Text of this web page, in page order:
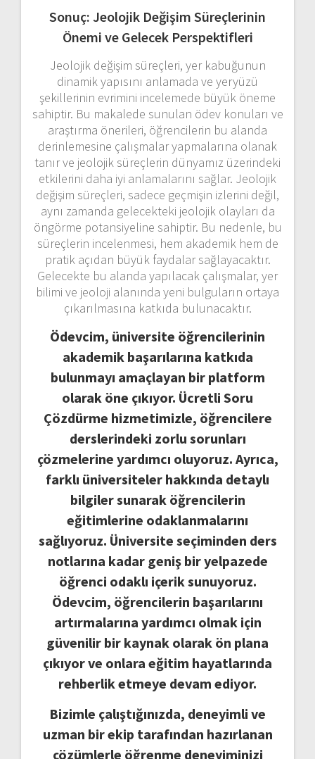
Sonuç: Jeolojik Değişim Süreçlerinin
Önemi ve Gelecek Perspektifleri
Jeolojik değişim süreçleri, yer kabuğunun
dinamik yapısını anlamada ve yeryüzü
şekillerinin evrimini incelemede büyük öneme
sahiptir. Bu makalede sunulan ödev konuları ve
araştırma önerileri, öğrencilerin bu alanda
derinlemesine çalışmalar yapmalarına olanak
tanır ve jeolojik süreçlerin dünyamız üzerindeki
etkilerini daha iyi anlamalarını sağlar. Jeolojik
değişim süreçleri, sadece geçmişin izlerini değil,
aynı zamanda gelecekteki jeolojik olayları da
öngörme potansiyeline sahiptir. Bu nedenle, bu
süreçlerin incelenmesi, hem akademik hem de
pratik açıdan büyük faydalar sağlayacaktır.
Gelecekte bu alanda yapılacak çalışmalar, yer
bilimi ve jeoloji alanında yeni bulguların ortaya
çıkarılmasına katkıda bulunacaktır.
Ödevcim, üniversite öğrencilerinin
akademik başarılarına katkıda
bulunmayı amaçlayan bir platform
olarak öne çıkıyor. Ücretli Soru
Çözdürme hizmetimizle, öğrencilere
derslerindeki zorlu sorunları
çözmelerine yardımcı oluyoruz. Ayrıca,
farklı üniversiteler hakkında detaylı
bilgiler sunarak öğrencilerin
eğitimlerine odaklanmalarını
sağlıyoruz. Üniversite seçiminden ders
notlarına kadar geniş bir yelpazede
öğrenci odaklı içerik sunuyoruz.
Ödevcim, öğrencilerin başarılarını
artırmalarına yardımcı olmak için
güvenilir bir kaynak olarak ön plana
çıkıyor ve onlara eğitim hayatlarında
rehberlik etmeye devam ediyor.
Bizimle çalıştığınızda, deneyimli ve
uzman bir ekip tarafından hazırlanan
çözümlerle öğrenme deneyiminizi